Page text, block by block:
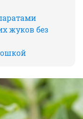
жуков без